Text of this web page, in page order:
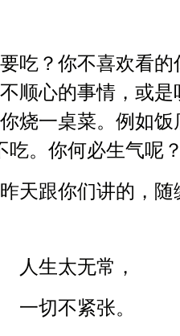
吃？你不喜欢看
顺心的事情，或
烧一桌菜。例如
吃。你何必生气呢？
天跟你们讲的，随
人生太无常，
一切不紧张。